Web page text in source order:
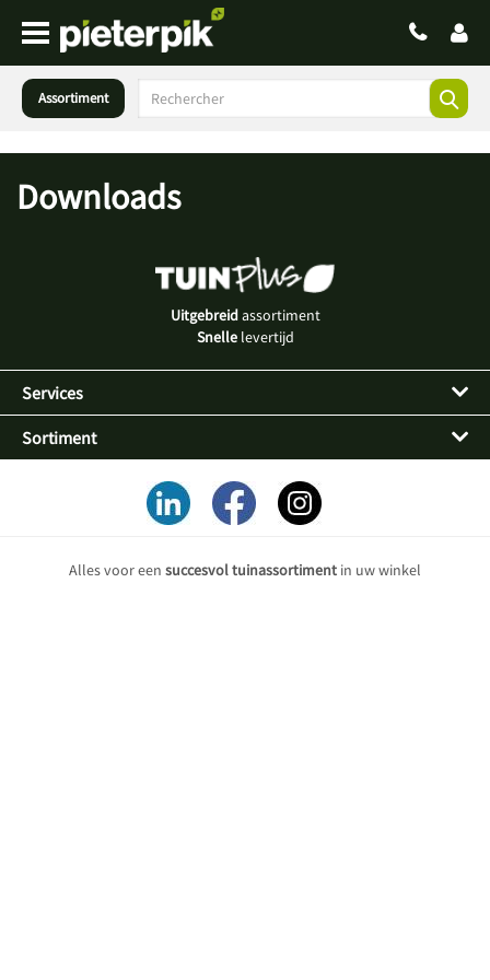
Assortiment
Downloads
Uitgebreidassortiment
Snellelevertijd
Services
Sortiment
Alles voor een succesvol tuinassortiment in uw winkel